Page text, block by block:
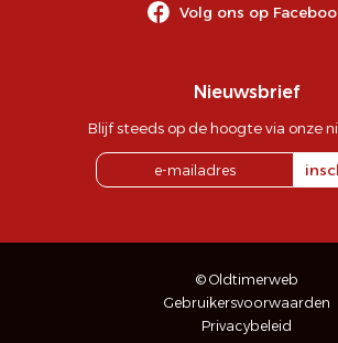
Volg ons op
Nieuwsbrief
Blijf steeds op de hoogte via onze
© Oldtimerweb
Gebruikersvoorwaarden
Privacybeleid